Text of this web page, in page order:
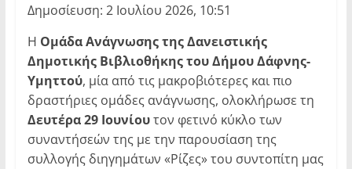
Δημοσίευση: 2 Ιουλίου 2026, 10:51
Η Ομάδα Ανάγνωσης της Δανειστικής
Δημοτικής Βιβλιοθήκης του Δήμου Δάφνης-
Υμηττού, μία από τις μακροβιότερες και πιο
δραστήριες ομάδες ανάγνωσης, ολοκλήρωσε τη
Δευτέρα 29 Ιουνίουτον φετινό κύκλο των
συναντήσεών της με την παρουσίαση της
συλλογής διηγημάτων «Ρίζες» του συντοπίτη μας